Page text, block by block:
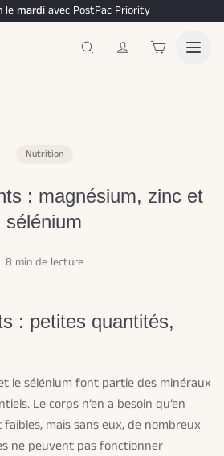
le mardi avec PostPac Priority
Nutrition
: magnésium, zinc et
sélénium
8 min de lecture
: petites quantités,
le sélénium font partie des minéraux
Le corps n’en a besoin qu’en
mais sans eux, de nombreux
ne peuvent pas fonctionner